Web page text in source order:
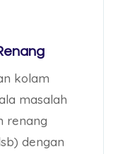
kolam
masalah
renang
dengan